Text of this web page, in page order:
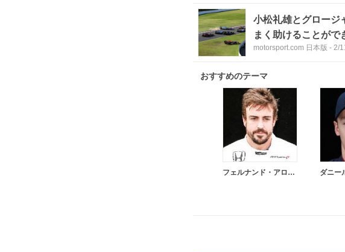
小松礼雄とグロー
まく助けることがで
motorsport.com 日本版 - 2/
おすすめのテーマ
フェルナンド・アロンソ ダニー